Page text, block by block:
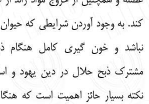
کند. به وجود آوردن شرایطی که
نباشد و خون‌ گیری کامل هنگام
مشترک ذبح حلال در دین یهود و
نکته بسیار حائز اهمیت است که